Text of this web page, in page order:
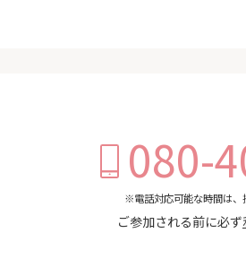
080-
※電話対応可能な時間は、
ご参加される前に必ず